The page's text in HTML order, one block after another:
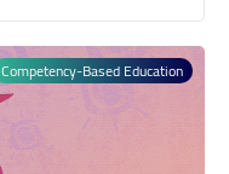
Competency-Based Education